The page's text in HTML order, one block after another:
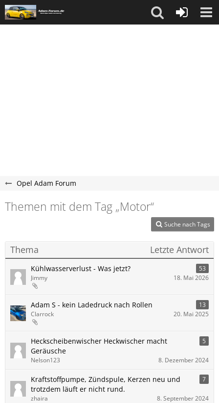
Opel Adam Forum
Themen mit dem Tag „Motor“
Suche nach Tags
Thema Letzte Antwort
Kühlwasserverlust - Was jetzt?
53
Jimmy
18. Mai 2026
Adam S - kein Ladedruck nach Rollen
13
Clarrock
20. Mai 2025
Heckscheibenwischer Heckwischer macht
Geräusche
5
Nelson123 8. Dezember 2024
Kraftstoffpumpe, Zündspule, Kerzen neu und
trotzdem läuft er nicht rund.
7
zhaira 8. September 2024